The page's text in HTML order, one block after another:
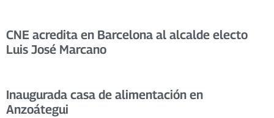
CNE acredita en Barcelona al alcalde electo
Luis José Marcano
Inaugurada casa de alimentación en
Anzoátegui